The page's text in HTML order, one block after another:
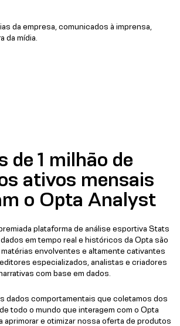
da empresa, comunicados à imprensa,
da mídia.
de 1 milhão de
ativos mensais
o Opta Analyst
plataforma de análise esportiva Stats
em tempo real e históricos da Opta são
envolventes e altamente cativantes
especializados, analistas e criadores
com base em dados.
dados comportamentais que coletamos dos
todo o mundo que interagem com o Opta
aprimorar e otimizar nossa oferta de produtos